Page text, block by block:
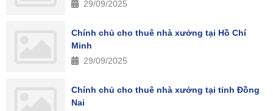
29/09/2025
Chính chủ cho thuê nhà xưởng tại Hồ Chí
Minh
29/09/2025
Chính chủ cho thuê nhà xưởng tại tỉnh Đồng
Nai